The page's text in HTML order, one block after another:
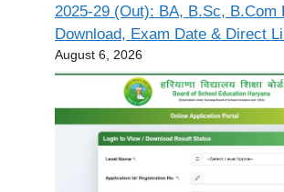
2025-29 (Out): BA, B.Sc, B.Com
Download, Exam Date & Direct
August 6, 2026